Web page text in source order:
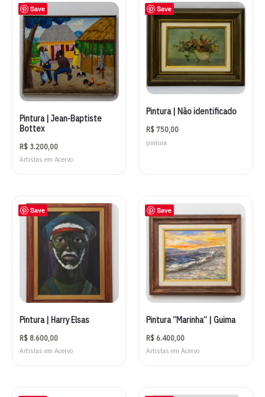
Save
Pintura | Jean-Baptiste
Bottex
R$ 3.200,00
Artistas em Acervo
Save
Pintura | Não identificado
R$ 750,00
pintura
Save
Pintura | Harry Elsas
R$ 8.600,00
Artistas em Acervo
Save
Pintura “Marinha” | Guima
R$ 6.400,00
Artistas em Acervo